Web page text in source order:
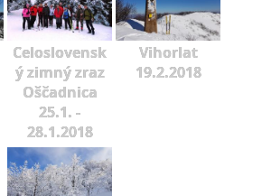
Celoslovensk
ý zimný zraz
Oščadnica
25.1. -
28.1.2018
Vihorlat
19.2.2018